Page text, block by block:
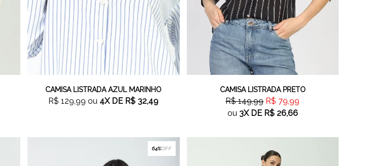
CAMISA LISTRADA AZUL MARINHO
R$ 129,99 ou 4XDE R$ 32,49
CAMISA LISTRADA PRETO
R$ 149,99 R$ 79,99
ou 3XDE R$ 26,66
64%OFF